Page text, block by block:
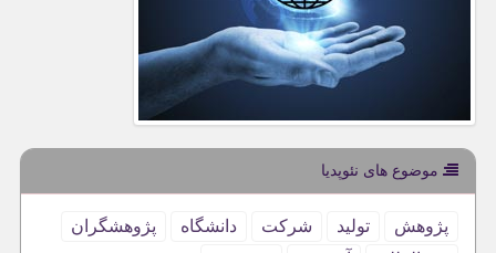
موضوع های نئوپدیا
پژوهش تولید شركت دانشگاه
پژوهشگران